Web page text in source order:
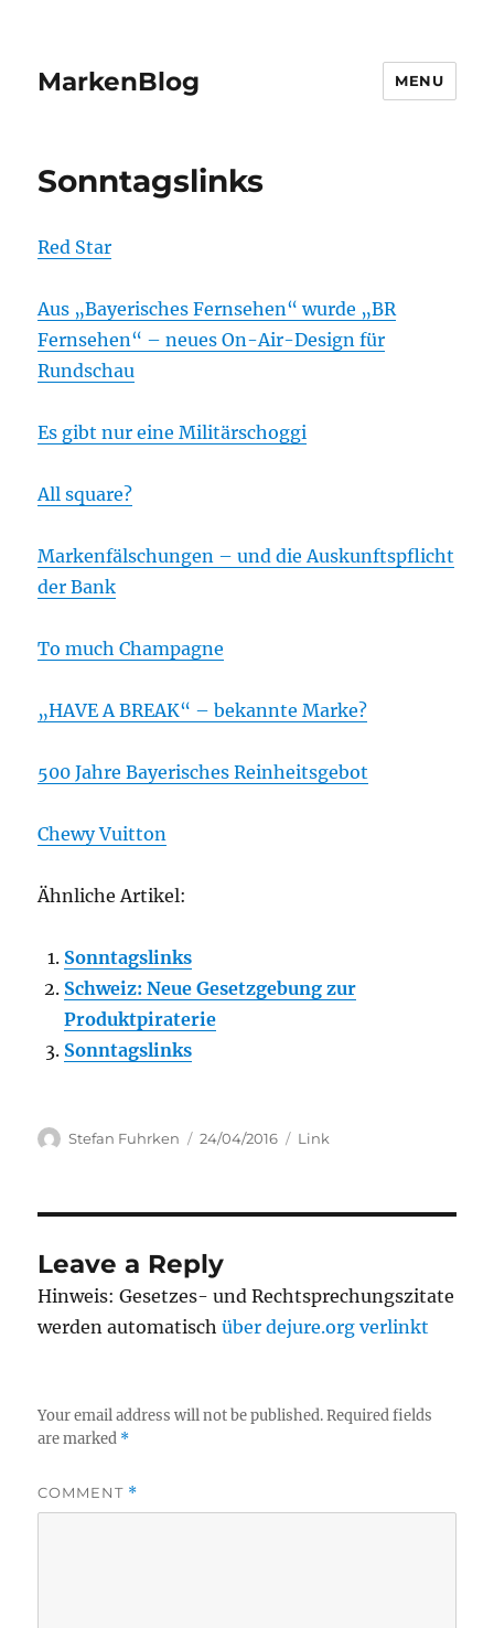
MarkenBlog MENU
Sonntagslinks
Red Star
Aus „Bayerisches Fernsehen“ wurde „BR
Fernsehen“ – neues On-Air-Design für
Rundschau
Es gibt nur eine Militärschoggi
All square?
Markenfälschungen – und die Auskunftspflicht
der Bank
To much Champagne
„HAVE A BREAK“ – bekannte Marke?
500 Jahre Bayerisches Reinheitsgebot
Chewy Vuitton
Ähnliche Artikel:
Sonntagslinks
Schweiz: Neue Gesetzgebung zur
Produktpiraterie
Sonntagslinks
Author
Stefan Fuhrken
Posted
24/04/2016 Categories
Link
Leave a Reply
Hinweis: Gesetzes- und Rechtsprechungszitate
werden automatischüber dejure.org verlinkt
Your email address will not be published. Required fields
are marked *
COMMENT *